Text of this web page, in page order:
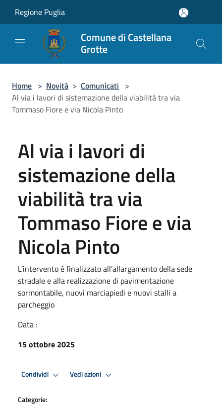
Regione Puglia
Comune di Castellana
Grotte
Home > Novità > Comunicati >
Al via i lavori di sistemazione della viabilità tra via
Tommaso Fiore e via Nicola Pinto
Al via i lavori di
sistemazione della
viabilità tra via
Tommaso Fiore e via
Nicola Pinto
L’intervento è finalizzato all’allargamento della sede
stradale e alla realizzazione di pavimentazione
sormontabile, nuovi marciapiedi e nuovi stalli a
parcheggio
Data :
15 ottobre 2025
Condividi Vedi azioni
Categorie: